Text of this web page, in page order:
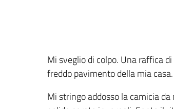
Mi sveglio di colpo. Una raffica
freddo pavimento della mia casa.
Mi stringo addosso la camicia